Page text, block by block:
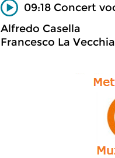
09:18 Concert
Alfredo Casella
Francesco La